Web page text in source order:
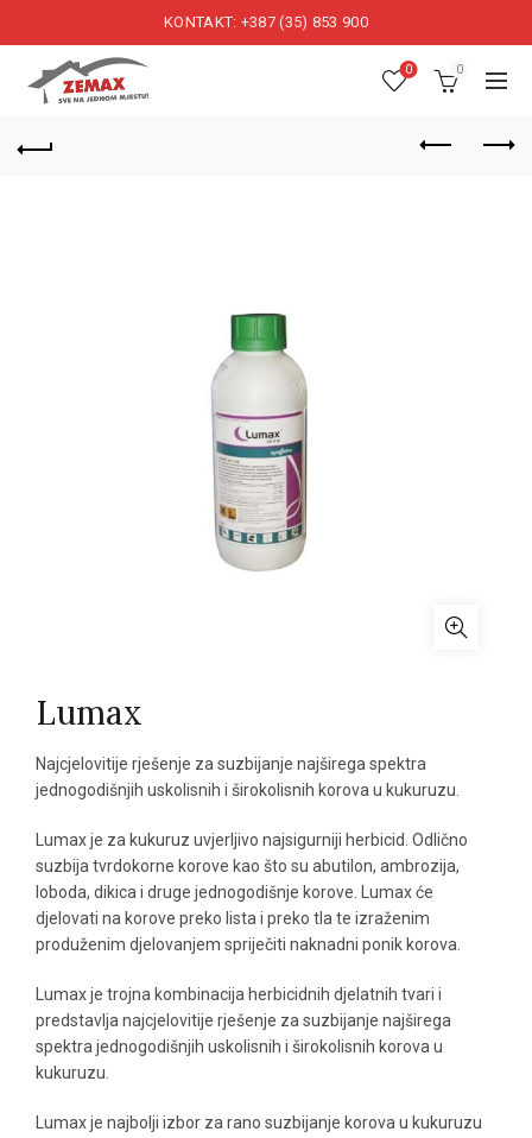
KONTAKT: +387 (35) 853 900
0 0
Lumax
Najcjelovitije rješenje za suzbijanje najširega spektra
jednogodišnjih uskolisnih i širokolisnih korova u kukuruzu.
Lumax je za kukuruz uvjerljivo najsigurniji herbicid. Odlično
suzbija tvrdokorne korove kao što su abutilon, ambrozija,
loboda, dikica i druge jednogodišnje korove. Lumax će
djelovati na korove preko lista i preko tla te izraženim
produženim djelovanjem spriječiti naknadni ponik korova.
Lumax je trojna kombinacija herbicidnih djelatnih tvari i
predstavlja najcjelovitije rješenje za suzbijanje najširega
spektra jednogodišnjih uskolisnih i širokolisnih korova u
kukuruzu.
Lumax je najbolji izbor za rano suzbijanje korova u kukuruzu